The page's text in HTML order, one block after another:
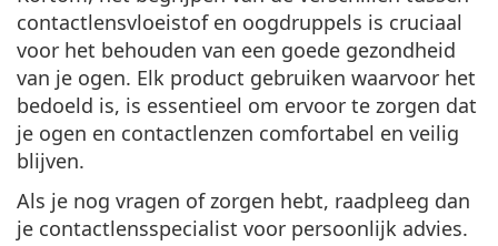
contactlensvloeistof en oogdruppels is cruciaal
voor het behouden van een goede gezondheid
van je ogen. Elk product gebruiken waarvoor het
bedoeld is, is essentieel om ervoor te zorgen dat
je ogen en contactlenzen comfortabel en veilig
blijven.
Als je nog vragen of zorgen hebt, raadpleeg dan
je contactlensspecialist voor persoonlijk advies.